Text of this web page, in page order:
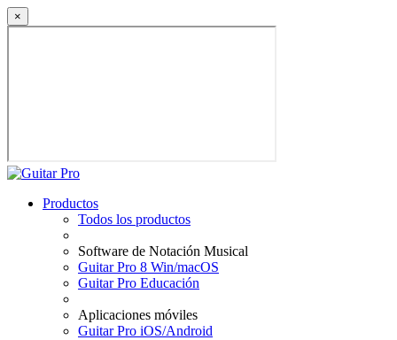
×
Productos
Todos los productos
Software de Notación Musical
Guitar Pro 8 Win/macOS
Guitar Pro Educación
Aplicaciones móviles
Guitar Pro iOS/Android